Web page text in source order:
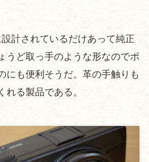
計されているだけあって純正
うど取っ手のような形なのでポ
にも便利そうだ。革の手触りも
れる製品である。